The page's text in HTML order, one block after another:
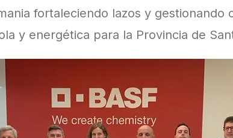
fortaleciendo lazos y gestionando
y energética para la Provincia de